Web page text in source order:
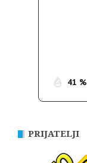
41 %
PRIJATELJI